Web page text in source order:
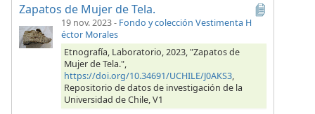
Zapatos de Mujer de Tela.
19 nov. 2023- Fondo y colección Vestimenta H
éctor Morales
Etnografía, Laboratorio, 2023, "Zapatos de
Mujer de Tela.",
https://doi.org/10.34691/UCHILE/J0AKS3,
Repositorio de datos de investigación de la
Universidad de Chile, V1